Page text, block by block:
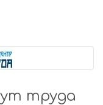
труда